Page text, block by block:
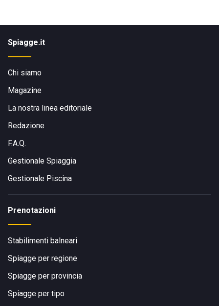
Spiagge.it
Chi siamo
Magazine
La nostra linea editoriale
Redazione
F.A.Q.
Gestionale Spiaggia
Gestionale Piscina
Prenotazioni
Stabilimenti balneari
Spiagge per regione
Spiagge per provincia
Spiagge per tipo